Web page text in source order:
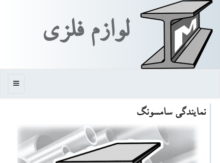
لوازم فلزی
منو
نمایندگی سامسونگ